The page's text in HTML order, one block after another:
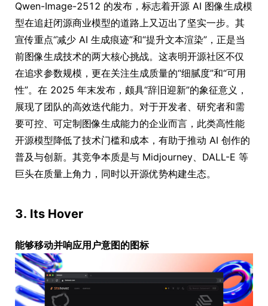
Qwen-Image-2512 的发布，标志着开源 AI 图像生成模
型在追赶闭源商业模型的道路上又迈出了坚实一步。其
宣传重点“减少 AI 生成痕迹”和“提升文本渲染”，正是当
前图像生成技术的两大核心挑战。这表明开源社区不仅
在追求参数规模，更在关注生成质量的“细腻度”和“可用
性”。在 2025 年末发布，颇具“辞旧迎新”的象征意义，
展现了团队的高效迭代能力。对于开发者、研究者和需
要可控、可定制图像生成能力的企业而言，此类高性能
开源模型降低了技术门槛和成本，有助于推动 AI 创作的
普及与创新。其竞争本质是与 Midjourney、DALL-E 等
巨头在质量上角力，同时以开源优势构建生态。
3. Its Hover
能够移动并响应用户意图的图标